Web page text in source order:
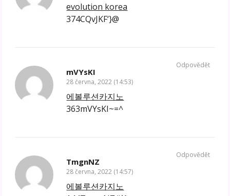
evolution korea
374CQvJKF‘}@
mVYsKI
28 června, 2022 (14:53)
에볼루션카지노
363mVYsKI~=^
Odpovědět
TmgnNZ
28 června, 2022 (14:57)
에볼루션카지노
Odpovědět